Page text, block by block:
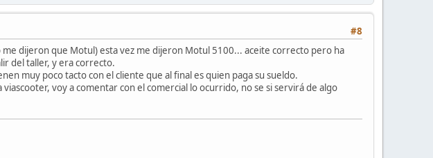
#8
dijeron que Motul) esta vez me dijeron Motul 5100... aceite correcto pero ha
del taller, y era correcto.
muy poco tacto con el cliente que al final es quien paga su sueldo.
voy a comentar con el comercial lo ocurrido, no se si servirá de algo